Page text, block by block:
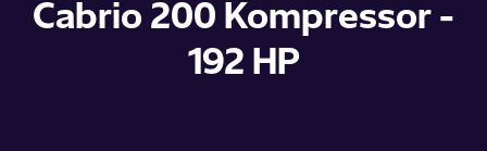
Cabrio 200 Kompressor -
192 HP